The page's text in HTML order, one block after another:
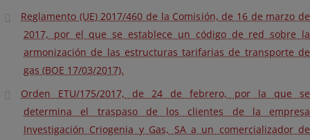
Reglamento (UE) 2017/460 de la Comisión, de 16 de marzo de
2017, por el que se establece un código de red sobre la
armonización de las estructuras tarifarias de transporte de
gas (BOE 17/03/2017).
Orden ETU/175/2017, de 24 de febrero, por la que se
determina el traspaso de los clientes de la empresa
Investigación Criogenia y Gas, SA a un comercializador de